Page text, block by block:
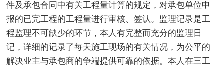
件及承包合同中有关工程量计算的规定，对承包单位申
报的已完工程的工程量进行审核、签认。监理记录是工
程监理不可缺少的环节，本人有完整而充分的监理日
记，详细的记录了每天施工现场的有关情况，为公平的
解决业主与承包商的争端提供可靠的依据。本人在三工